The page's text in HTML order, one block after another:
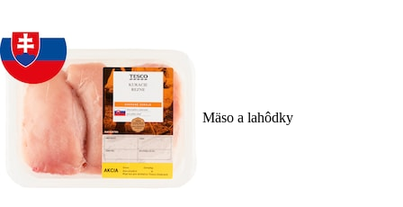
Mäso a lahôdky